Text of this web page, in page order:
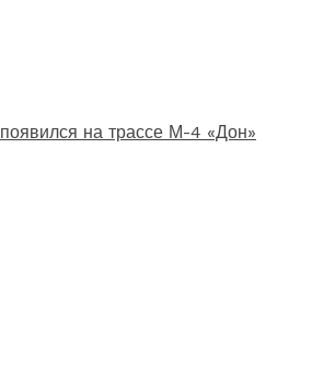
на трассе М-4 «Дон»